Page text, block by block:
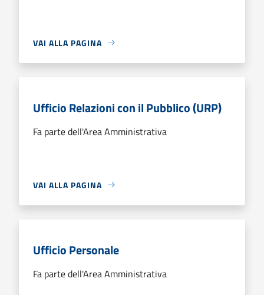
VAI ALLA PAGINA
Ufficio Relazioni con il Pubblico (URP)
Fa parte dell'Area Amministrativa
VAI ALLA PAGINA
Ufficio Personale
Fa parte dell'Area Amministrativa